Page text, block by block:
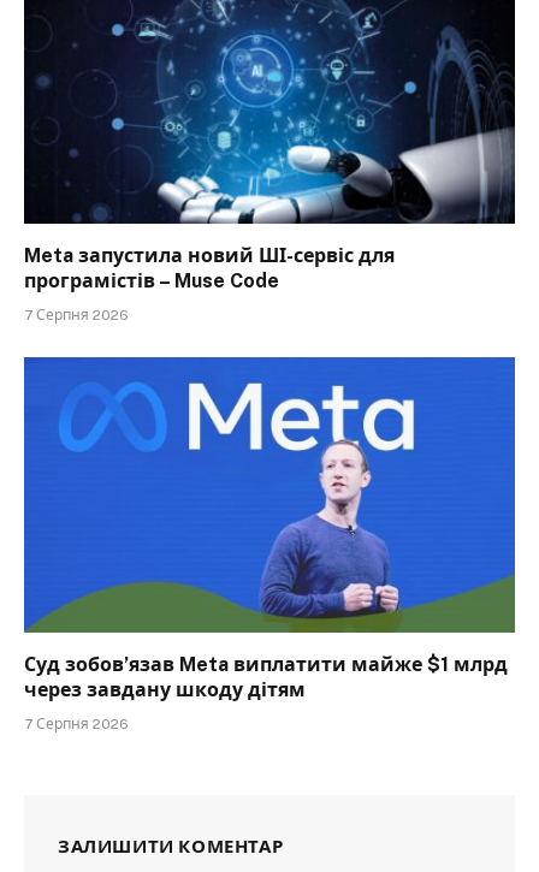
Meta запустила новий ШІ-сервіс для
програмістів – Muse Code
7 Серпня 2026
Суд зобов’язав Meta виплатити майже $1 млрд
через завдану шкоду дітям
7 Серпня 2026
ЗАЛИШИТИ КОМЕНТАР